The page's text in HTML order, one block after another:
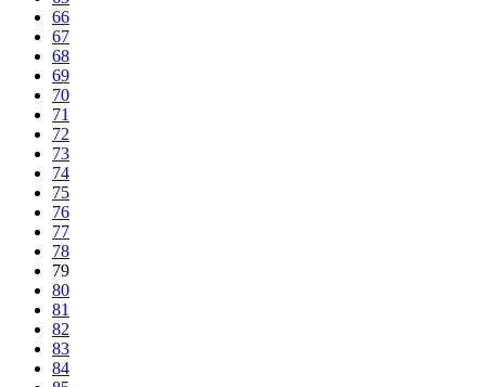
66
67
68
69
70
71
72
73
74
75
76
77
78
79
80
81
82
83
84